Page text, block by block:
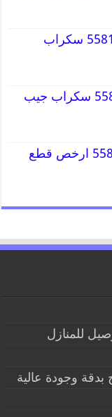
قطع غيار باجيرو 55818355 سكراب
قطع غيار جيب 55818355 سكراب جيب
قطع غيار دودج 55818355 ارخص قطع
للمنازل
وجودة عالية